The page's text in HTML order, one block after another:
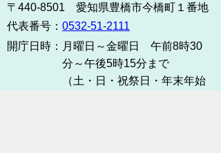
〒440-8501 愛知県豊橋市今橋町１番地
代表番号： 0532-51-2111
開庁日時： 月曜日～金曜日 午前8時30
分～午後5時15分まで
（土・日・祝祭日・年末年始